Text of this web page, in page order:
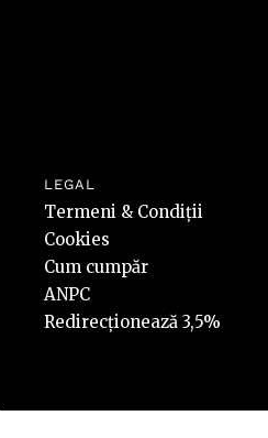
LEGAL
Termeni & Condiții
Cookies
Cum cumpăr
ANPC
Redirecționează 3,5%